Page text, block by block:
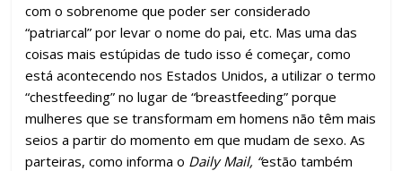
com o sobrenome que poder ser considerado
“patriarcal” por levar o nome do pai, etc. Mas uma das
coisas mais estúpidas de tudo isso é começar, como
está acontecendo nos Estados Unidos, a utilizar o termo
“chestfeeding” no lugar de “breastfeeding” porque
mulheres que se transformam em homens não têm mais
seios a partir do momento em que mudam de sexo. As
parteiras, como informa o Daily Mail, “estão também